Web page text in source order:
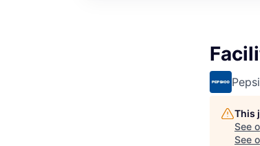
This
See
See